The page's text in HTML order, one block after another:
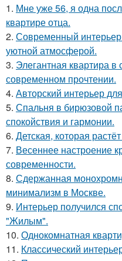
1. Мне уже 56, я одна
квартире отца.
2. Современный
уютной атмосферой.
3. Элегантная квартира в
современном прочтении.
4. Авторский интерьер
5. Спальня в бирюзовой
спокойствия и гармонии.
6. Детская, которая
7. Весеннее настроение
современности.
8. Сдержанная
минимализм в Москве.
9. Интерьер получился
"Жилым".
10. Однокомнатная
11. Классический